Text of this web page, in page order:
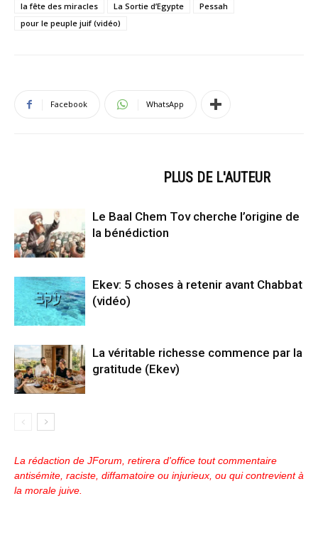
la fête des miracles
La Sortie d’Egypte
Pessah
pour le peuple juif (vidéo)
Facebook WhatsApp
PLUS DE L'AUTEUR
Le Baal Chem Tov cherche l’origine de
la bénédiction
Ekev: 5 choses à retenir avant Chabbat
(vidéo)
La véritable richesse commence par la
gratitude (Ekev)
La rédaction de JForum, retirera d'office tout commentaire
antisémite, raciste, diffamatoire ou injurieux, ou qui contrevient à
la morale juive.